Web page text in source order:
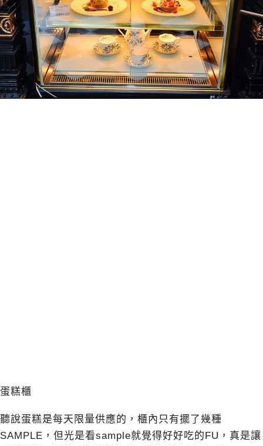
蛋糕櫃
聽說蛋糕是每天限量供應的，櫃內只有擺了幾種
SAMPLE，但光是看sample就覺得好好吃的FU，真是讓